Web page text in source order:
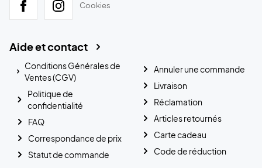
Cookies
Aide et contact
Conditions Générales de
Ventes (CGV)
Politique de
confidentialité
FAQ
Correspondance de prix
Statut de commande
Annuler une commande
Livraison
Réclamation
Articles retournés
Carte cadeau
Code de réduction